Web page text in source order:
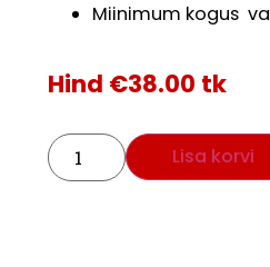
Miinimum kogus
Hind €38.00 tk
Lisa korvi